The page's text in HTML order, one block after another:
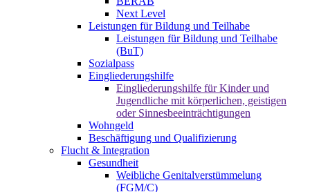
Next Level
Leistungen für Bildung und Teilhabe
Leistungen für Bildung und Teilhabe
(BuT)
Sozialpass
Eingliederungshilfe
Eingliederungshilfe für Kinder und
Jugendliche mit körperlichen, geistigen
oder Sinnesbeeinträchtigungen
Wohngeld
Beschäftigung und Qualifizierung
Flucht & Integration
Gesundheit
Weibliche Genitalverstümmelung
(FGM/C)